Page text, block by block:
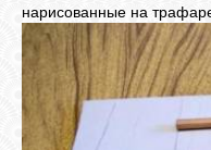
нарисованные на